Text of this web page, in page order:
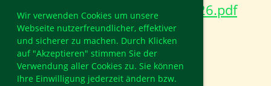
Wir verwenden Cookies um unsere
Webseite nutzerfreundlicher, effektiver
und sicherer zu machen. Durch Klicken
auf "Akzeptieren" stimmen Sie der
Verwendung aller Cookies zu. Sie können
Ihre Einwilligung jederzeit ändern bzw.
Info Strompreise ab Januar 2026.pdf